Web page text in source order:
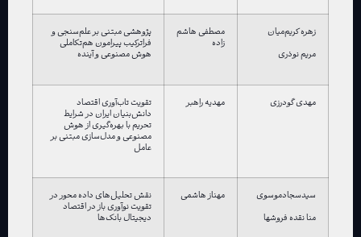
زهره کریم‌میان
مریم نوذری
مصطفی هاشم
زاده
پژوهشی مبتنی بر علم‌سنجی و
فراترکیب پیرامون هم‌تکاملی
هوش مصنوعی و آینده
مهدی گودرزی مهدیه راهبر تقویت تاب‌آوری اقتصاد
دانش‌بنیان ایران در شرایط
تحریم با بهره‌گیری از هوش
مصنوعی و مدل‌سازی مبتنی بر
عامل
سیدسجادموسوی
منا نقده فروشها
مهناز هاشمی نقش تحلیل‌های داده محور در
تقویت نوآوری باز در اقتصاد
دیجیتال بانک‌ها